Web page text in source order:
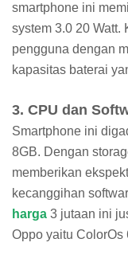
smartphone ini
system 3.0 20 Watt.
pengguna dengan
kapasitas baterai
3. CPU dan
Smartphone ini
8GB. Dengan
memberikan
kecanggihan
harga 3 jutaan ini
Oppo yaitu ColorOs